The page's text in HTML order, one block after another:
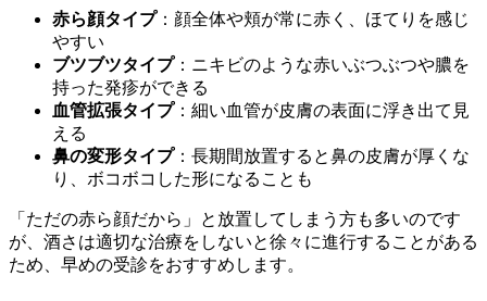
赤ら顔タイプ：顔全体や頬が常に赤く、ほてりを感じ
やすい
ブツブツタイプ：ニキビのような赤いぶつぶつや膿を
持った発疹ができる
血管拡張タイプ：細い血管が皮膚の表面に浮き出て見
える
鼻の変形タイプ：長期間放置すると鼻の皮膚が厚くな
り、ボコボコした形になることも
「ただの赤ら顔だから」と放置してしまう方も多いのです
が、酒さは適切な治療をしないと徐々に進行することがある
ため、早めの受診をおすすめします。